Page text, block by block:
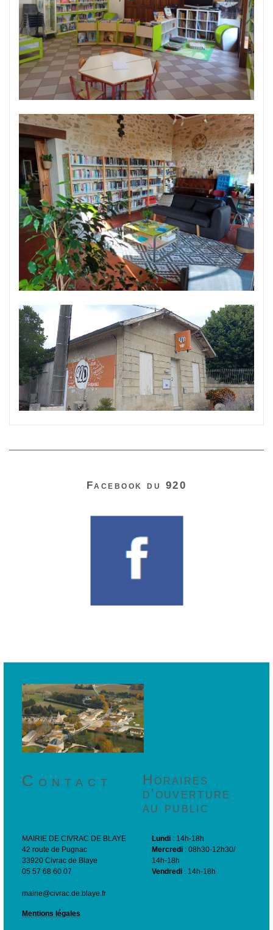
Facebook du 920
Contact
Horaires
d'ouverture
au public
MAIRIE DE CIVRAC DE BLAYE
42 route de Pugnac
33920 Civrac de Blaye
05 57 68 60 07
mairie@civrac.de.blaye.fr
Mentions légales
Lundi : 14h-18h
Mercredi : 08h30-12h30/
14h-18h
Vendredi : 14h-18h